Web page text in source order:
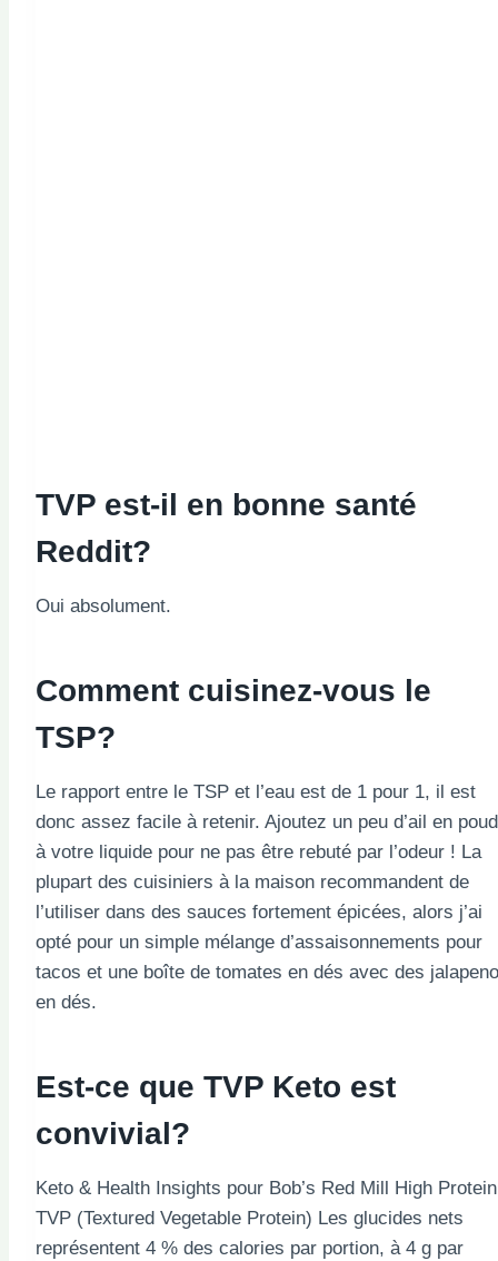
TVP est-il en bonne santé
Reddit?
Oui absolument.
Comment cuisinez-vous le
TSP?
Le rapport entre le TSP et l’eau est de 1 pour 1, il est
donc assez facile à retenir. Ajoutez un peu d’ail en
à votre liquide pour ne pas être rebuté par l’odeur ! La
plupart des cuisiniers à la maison recommandent de
l’utiliser dans des sauces fortement épicées, alors j’ai
opté pour un simple mélange d’assaisonnements pour
tacos et une boîte de tomates en dés avec des
en dés.
Est-ce que TVP Keto est
convivial?
Keto & Health Insights pour Bob’s Red Mill High Protein
TVP (Textured Vegetable Protein) Les glucides nets
représentent 4 % des calories par portion, à 4 g par